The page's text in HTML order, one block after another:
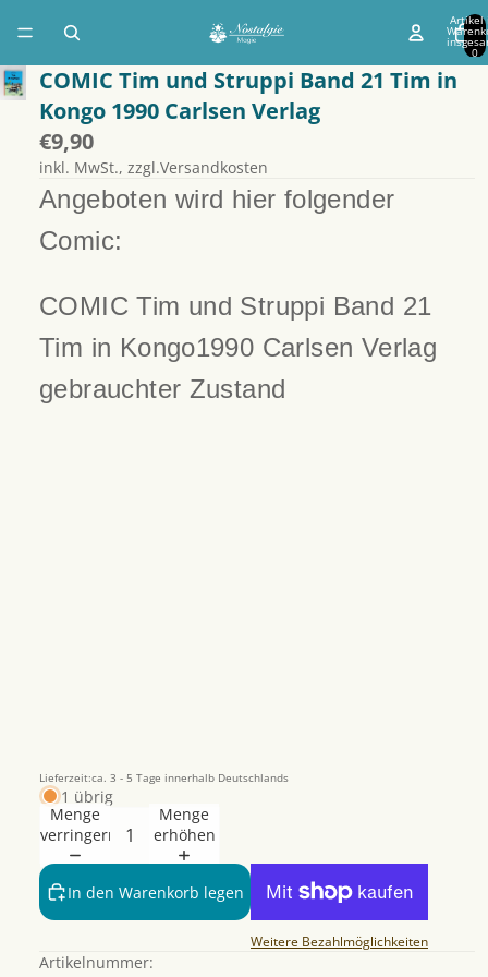
Artikel
0
COMIC Tim und Struppi Band 21 Tim in
Kongo 1990 Carlsen Verlag
€9,90
inkl. MwSt., zzgl.Versandkosten
Angeboten wird hier folgender
Comic:
COMIC Tim und Struppi Band 21
Tim in Kongo1990 Carlsen Verlag
gebrauchter Zustand
Lieferzeit:ca. 3 - 5 Tage innerhalb Deutschlands
1 übrig
Menge
verringern
Menge
erhöhen
In den Warenkorb legen
Weitere Bezahlmöglichkeiten
Artikelnummer:
Datenschutzerklärung
Widerrufsrecht
Kontaktinformationen